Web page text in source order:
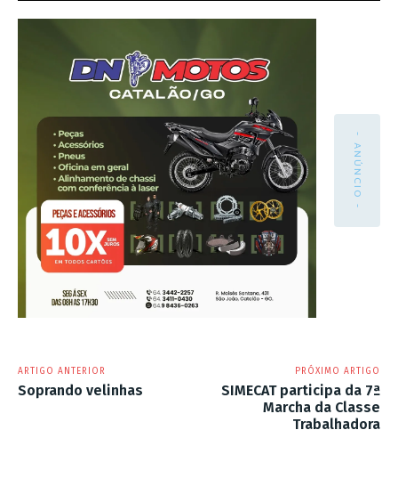
- ANÚNCIO -
ARTIGO ANTERIOR
Soprando velinhas
PRÓXIMO ARTIGO
SIMECAT participa da 7ª
Marcha da Classe
Trabalhadora